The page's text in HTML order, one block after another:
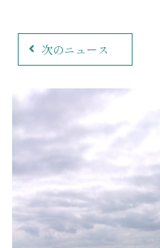
次のニュース